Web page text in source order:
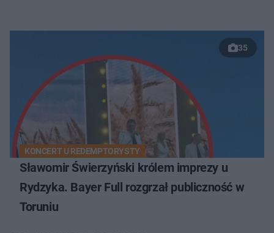
35
KONCERT U REDEMPTORYSTY
Sławomir Świerzyński królem imprezy u
Rydzyka. Bayer Full rozgrzał publiczność w
Toruniu